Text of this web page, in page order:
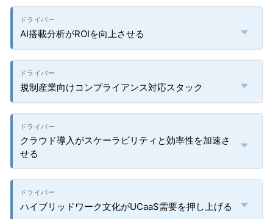
AI搭載分析がROIを向上させる
規制産業向けコンプライアンス対応スタック
クラウド導入がスケーラビリティと効率性を加速さ
せる
ハイブリッドワーク文化がUCaaS需要を押し上げる